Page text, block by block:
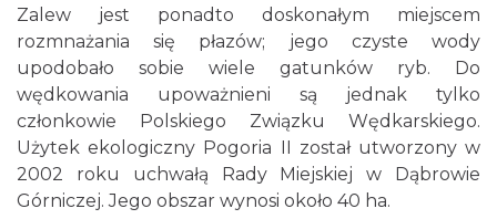
Zalew jest ponadto doskonałym miejscem
rozmnażania się płazów; jego czyste wody
upodobało sobie wiele gatunków ryb. Do
wędkowania upoważnieni są jednak tylko
członkowie Polskiego Związku Wędkarskiego.
Użytek ekologiczny Pogoria II został utworzony w
2002 roku uchwałą Rady Miejskiej w Dąbrowie
Górniczej. Jego obszar wynosi około 40 ha.